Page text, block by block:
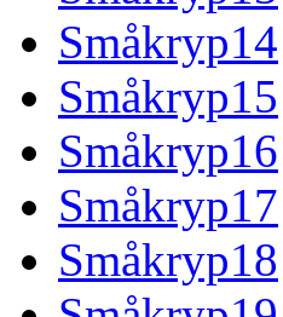
Småkryp14
Småkryp15
Småkryp16
Småkryp17
Småkryp18